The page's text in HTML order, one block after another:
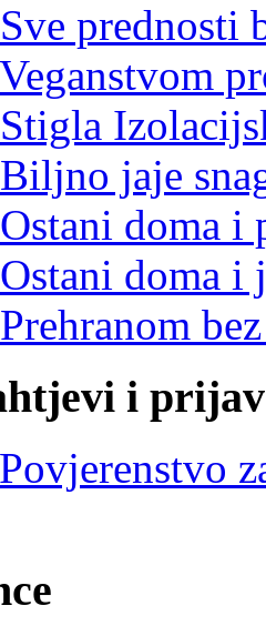
prednosti
jaje
doma i
doma i
i